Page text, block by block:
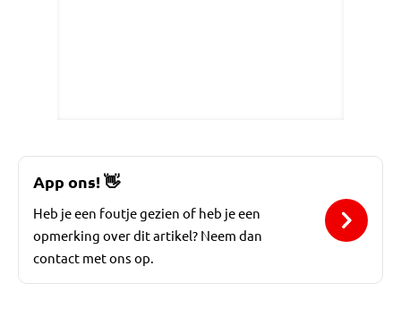
App ons!👋
Heb je een foutje gezien of heb je een
opmerking over dit artikel? Neem dan
contact met ons op.